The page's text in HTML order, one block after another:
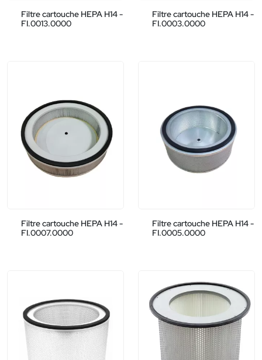
Filtre cartouche HEPA H14 -
FI.0013.0000
Filtre cartouche HEPA H14 -
FI.0003.0000
Filtre cartouche HEPA H14 -
FI.0007.0000
Filtre cartouche HEPA H14 -
FI.0005.0000